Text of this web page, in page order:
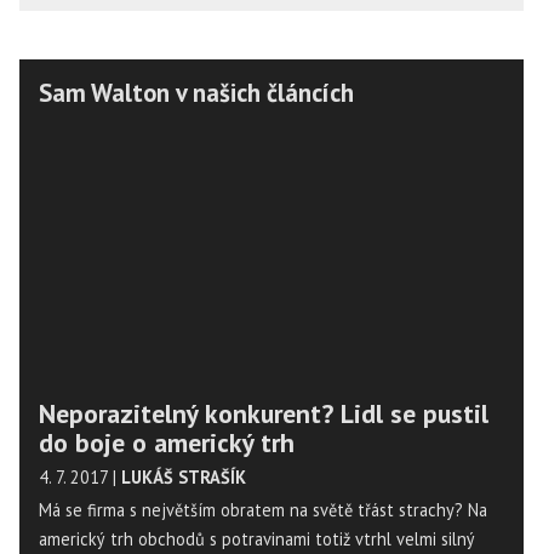
Sam Walton v našich článcích
Neporazitelný konkurent? Lidl se pustil
do boje o americký trh
4. 7. 2017 | LUKÁŠ STRAŠÍK
Má se firma s největším obratem na světě třást strachy? Na
americký trh obchodů s potravinami totiž vtrhl velmi silný